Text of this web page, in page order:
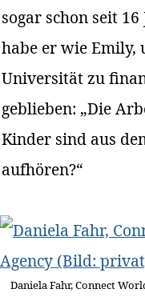
sogar schon seit
habe er wie Emily,
Universität zu
geblieben: „Die
Kinder sind aus
aufhören?“
Daniela Fahr, Connect